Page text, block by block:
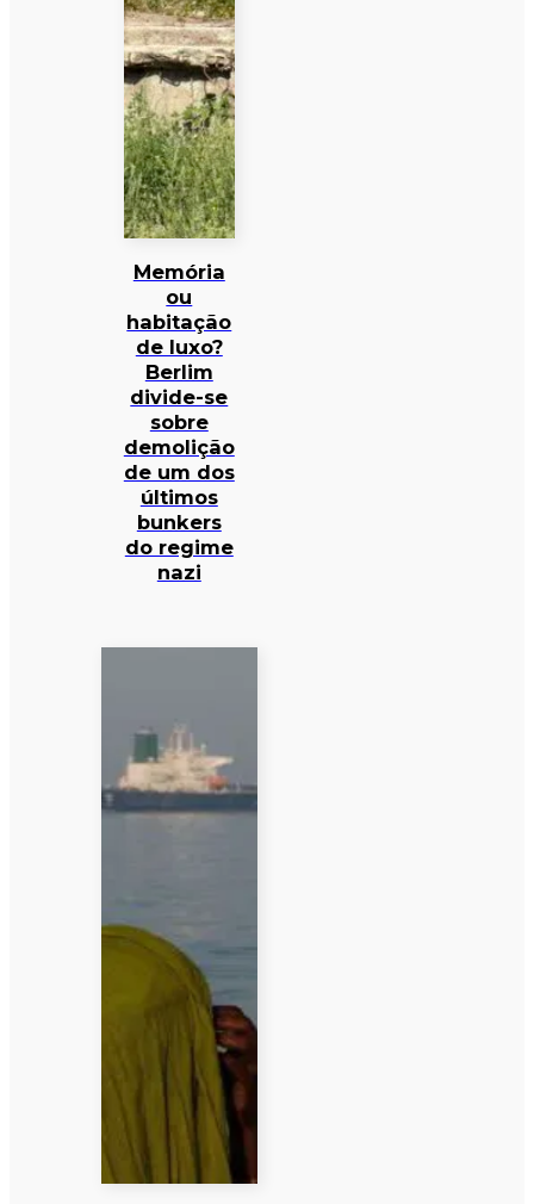
Memória
ou
habitação
de luxo?
Berlim
divide-se
sobre
demolição
de um dos
últimos
bunkers
do regime
nazi